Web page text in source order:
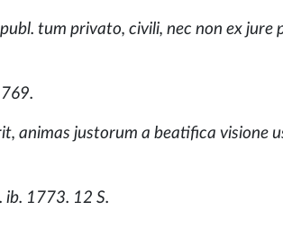
tum privato, civili, nec non ex jure
animas justorum a beatifica visione
ib. 1773. 12 S.